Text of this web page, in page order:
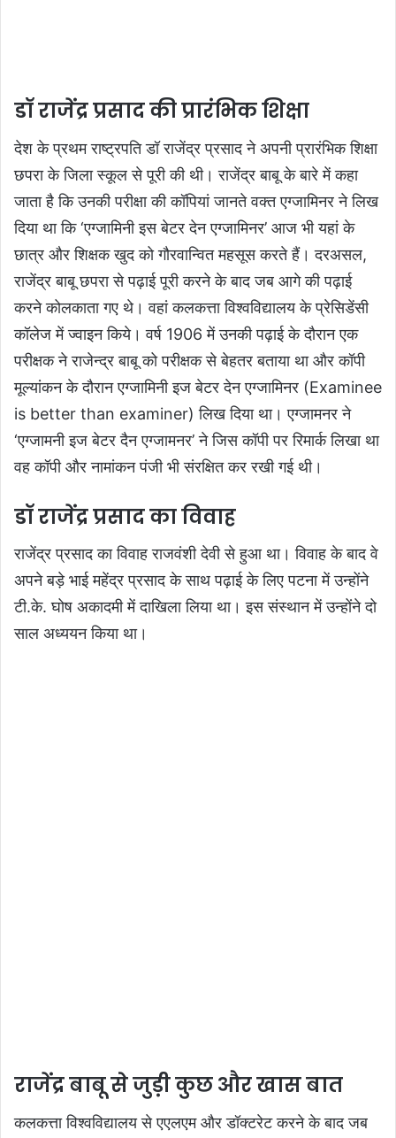
डॉ राजेंद्र प्रसाद की प्रारंभिक शिक्षा
देश के प्रथम राष्ट्रपति डॉ राजेंद्र प्रसाद ने अपनी प्रारंभिक शिक्षा
छपरा के जिला स्कूल से पूरी की थी। राजेंद्र बाबू के बारे में कहा
जाता है कि उनकी परीक्षा की कॉपियां जानते वक्त एग्जामिनर ने लिख
दिया था कि ‘एग्जामिनी इस बेटर देन एग्जामिनर’ आज भी यहां के
छात्र और शिक्षक खुद को गौरवान्वित महसूस करते हैं। दरअसल,
राजेंद्र बाबू छपरा से पढ़ाई पूरी करने के बाद जब आगे की पढ़ाई
करने कोलकाता गए थे। वहां कलकत्ता विश्वविद्यालय के प्रेसिडेंसी
कॉलेज में ज्वाइन किये। वर्ष 1906 में उनकी पढ़ाई के दौरान एक
परीक्षक ने राजेन्द्र बाबू को परीक्षक से बेहतर बताया था और कॉपी
मूल्यांकन के दौरान एग्जामिनी इज बेटर देन एग्जामिनर (Examinee
is better than examiner) लिख दिया था। एग्जामनर ने
‘एग्जामनी इज बेटर दैन एग्जामनर’ ने जिस कॉपी पर रिमार्क लिखा था
वह कॉपी और नामांकन पंजी भी संरक्षित कर रखी गई थी।
डॉ राजेंद्र प्रसाद का विवाह
राजेंद्र प्रसाद का विवाह राजवंशी देवी से हुआ था। विवाह के बाद वे
अपने बड़े भाई महेंद्र प्रसाद के साथ पढ़ाई के लिए पटना में उन्होंने
टी.के. घोष अकादमी में दाखिला लिया था। इस संस्थान में उन्होंने दो
साल अध्ययन किया था।
राजेंद्र बाबू से जुड़ी कुछ और खास बात
कलकत्ता विश्वविद्यालय से एएलएम और डॉक्टरेट करने के बाद जब